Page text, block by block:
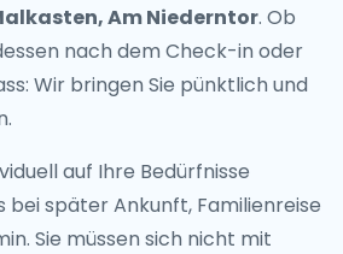
Am Niederntor. Ob
nach dem Check-in oder
Wir bringen Sie pünktlich und
auf Ihre Bedürfnisse
bei später Ankunft, Familienreise
Sie müssen sich nicht mit